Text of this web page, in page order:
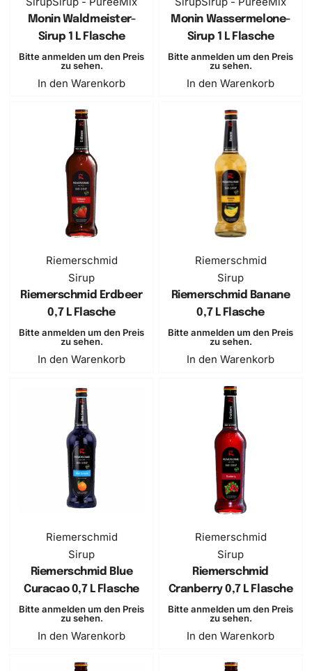
Monin Waldmeister-
Sirup 1 L Flasche
Bitte anmelden um den Preis
zu sehen.
In den Warenkorb
Monin Wassermelone-
Sirup 1 L Flasche
Bitte anmelden um den Preis
zu sehen.
In den Warenkorb
Riemerschmid
Sirup
Riemerschmid Erdbeer
0,7 L Flasche
Bitte anmelden um den Preis
zu sehen.
In den Warenkorb
Riemerschmid
Sirup
Riemerschmid Banane
0,7 L Flasche
Bitte anmelden um den Preis
zu sehen.
In den Warenkorb
Riemerschmid
Sirup
Riemerschmid Blue
Curacao 0,7 L Flasche
Bitte anmelden um den Preis
zu sehen.
In den Warenkorb
Riemerschmid
Sirup
Riemerschmid
Cranberry 0,7 L Flasche
Bitte anmelden um den Preis
zu sehen.
In den Warenkorb